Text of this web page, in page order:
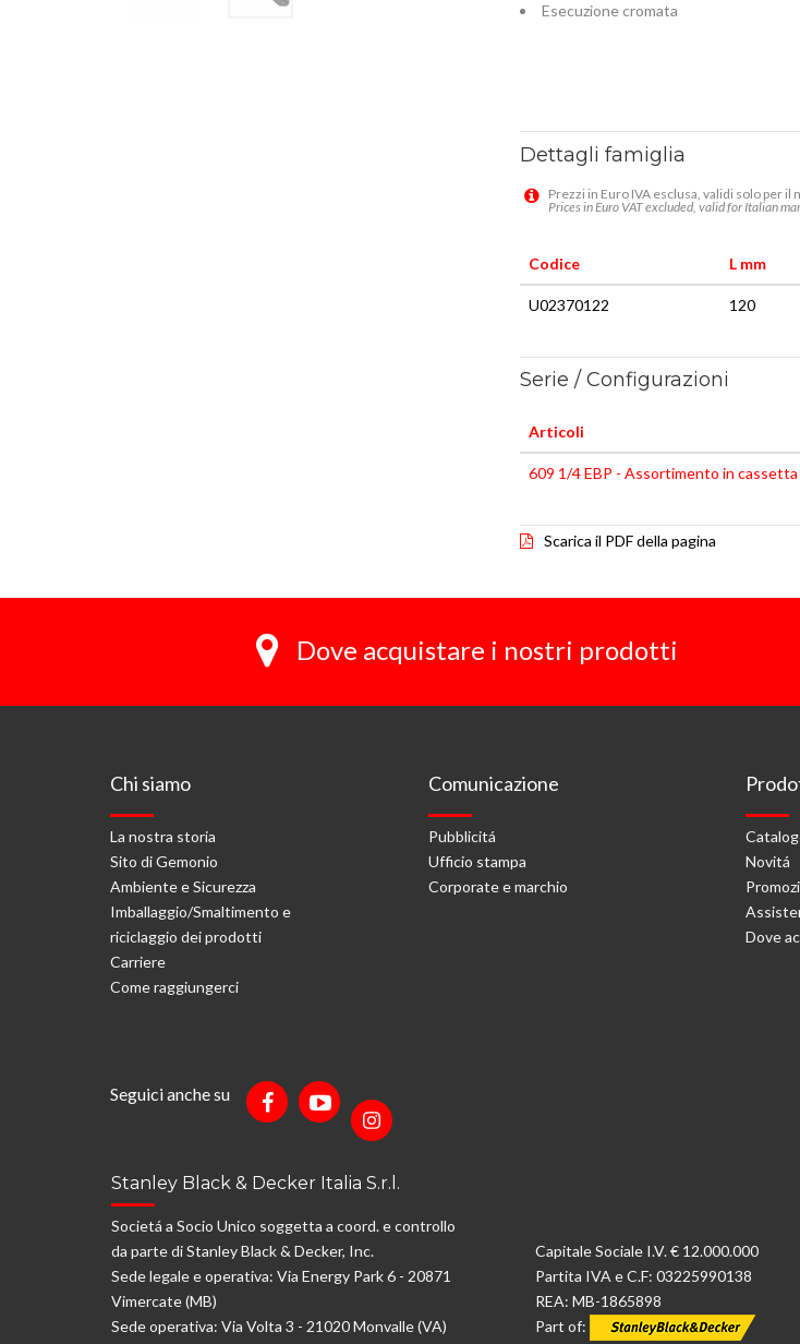
Esecuzione cromata
Dettagli famiglia
Prezzi in Euro IVA esclusa, validi solo per il
Prices in Euro VAT excluded, valid for Italian
Codice L mm
U02370122 120
Serie / Configurazioni
Articoli
609 1/4 EBP - Assortimento in
Scarica il PDF della pagina
Dove acquistare i nostri prodotti
Chi siamo
La nostra storia
Sito di Gemonio
Ambiente e Sicurezza
Imballaggio/Smaltimento e
riciclaggio dei prodotti
Carriere
Come raggiungerci
Comunicazione
Pubblicitá
Ufficio stampa
Corporate e marchio
Novitá
Dove
Seguici anche su
Stanley Black & Decker Italia S.r.l.
Societá a Socio Unico soggetta a coord. e controllo
da parte di Stanley Black & Decker, Inc.
Sede legale e operativa: Via Energy Park 6 - 20871
Vimercate (MB)
Sede operativa: Via Volta 3 - 21020 Monvalle (VA)
Capitale Sociale I.V. € 12.000.000
Partita IVA e C.F: 03225990138
REA: MB-1865898
Part of: